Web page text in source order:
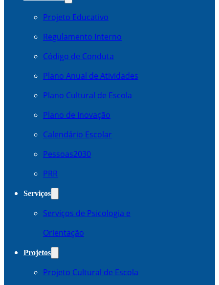
Projeto Educativo
Regulamento Interno
Código de Conduta
Plano Anual de Atividades
Plano Cultural de Escola
Plano de Inovação
Calendário Escolar
Pessoas2030
PRR
Serviços
Serviços de Psicologia e
Orientação
Projetos
Projeto Cultural de Escola